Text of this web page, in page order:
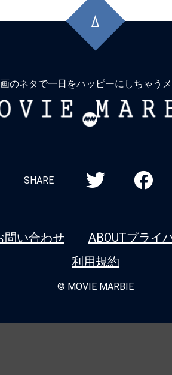
頭
に
のネタで一日をハッピーにしちゃう
SHARE
問い合わせ ABOUTプライ
利用規約
© MOVIE MARBIE